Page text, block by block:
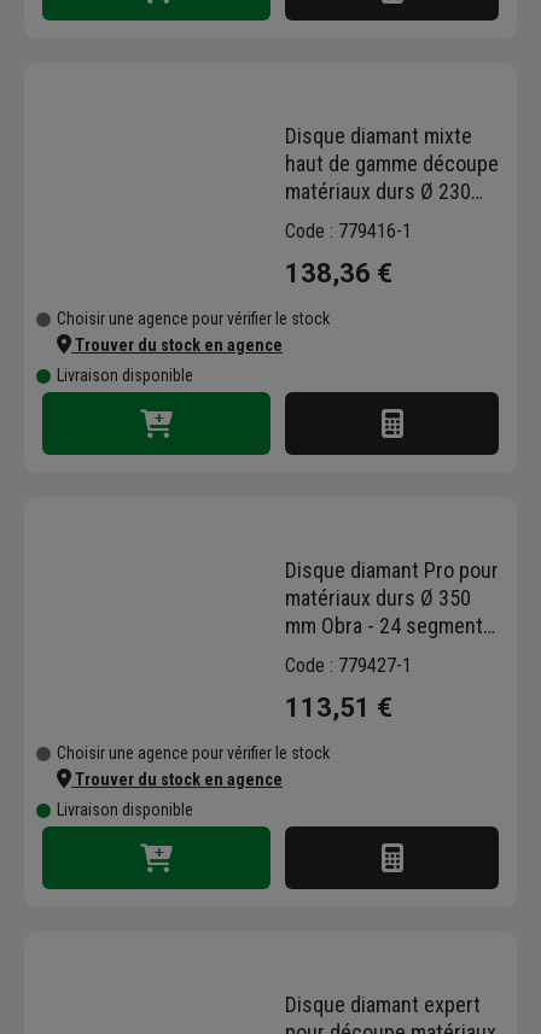
Disque diamant mixte
haut de gamme découpe
matériaux durs Ø 230
mm Obra - 16 segments
- Alésage 22,23 mm
Code : 779416-1
138,36 €
Choisir une agence pour vérifier le stock
Trouver du stock en agence
Livraison disponible
Disque diamant Pro pour
matériaux durs Ø 350
mm Obra - 24 segments
40 x 3,2 x 10 mm -
Alésage 25,4 mm
Code : 779427-1
113,51 €
Choisir une agence pour vérifier le stock
Trouver du stock en agence
Livraison disponible
Disque diamant expert